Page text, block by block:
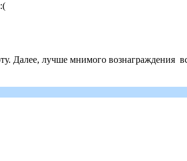
Далее, лучше мнимого вознаграждения